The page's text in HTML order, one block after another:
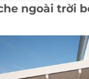
ngoài trời